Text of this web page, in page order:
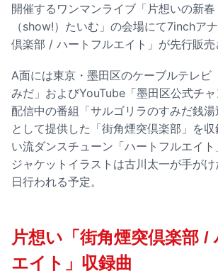
開催するワンマンライブ「片想いの新
（show!）たいむ」の会場にて7inchア
倶楽部 / ハートフルエイト」が先行販売
A面には東京・墨田区のケーブルテレビ
みだ」およびYouTube「墨田区公式チ
配信中の番組「サルゴリラのすみだ銭
として提供した「街角煙突倶楽部」を
い流ダンスチューン「ハートフルエイト
ジャケットイラストは古川太一が手が
日行われる予定。
片想い「街角煙突倶楽部 /
エイト」収録曲